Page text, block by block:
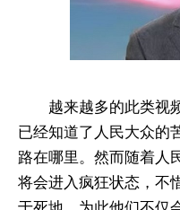
越来越多的此类视
已经知道了人民大众的
路在哪里。然而随着人
将会进入疯狂状态，不